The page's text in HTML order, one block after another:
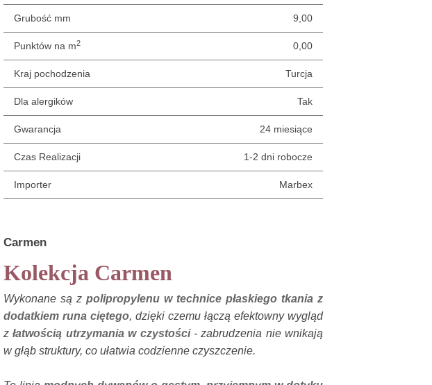
Grubość mm 9,00
Punktów na m2 0,00
Kraj pochodzenia Turcja
Dla alergików Tak
Gwarancja 24 miesiące
Czas Realizacji 1-2 dni robocze
Importer Marbex
Carmen
Kolekcja Carmen
Wykonane są z polipropylenu w technice płaskiego tkania z
dodatkiem runa ciętego, dzięki czemu łączą efektowny wygląd
złatwością utrzymania w czystości - zabrudzenia nie wnikają
w głąb struktury, co ułatwia codzienne czyszczenie.